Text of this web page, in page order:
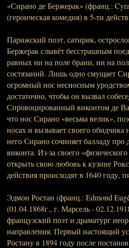
«Сирано де Бержерак» (франц.:
(героическая комедия) в 5-ти
Парижский поэт, сатирик,
Бержерак слывёт бесстрашным
равных ни на поле брани, ни на
состязаний. Лишь одно смущает
огромный нос несносным
достаточно, чтобы он вызвал
Спровоцированный виконтом де
что нос Сирано «весьма велик»,
носах и вызывает своего
него Сирано сочиняет балладу про
виконта. Из-за своего
открыть свою любовь к кузине
действия происходят в 1640 году,
Эдмон Ростан (франц.: Edmond
(01.04.1868г., г. Марсель -
французский поэт и драматург
направления. Первый настоящий
Ростану в 1894 году после